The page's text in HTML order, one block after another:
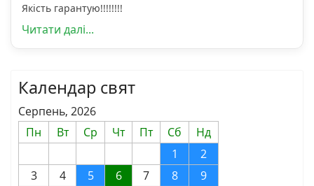
Якість гарантую!!!!!!!!
Читати далі...
Календар свят
Серпень, 2026
Пн
Вт Ср Чт Пт Сб
Нд
1
2
3
4 5 6 7 8
9